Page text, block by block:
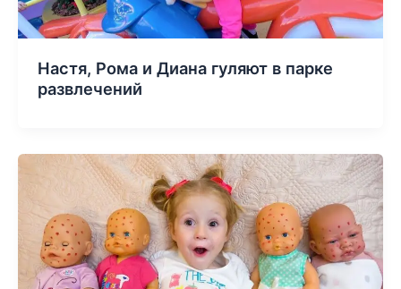
Настя, Рома и Диана гуляют в парке
развлечений